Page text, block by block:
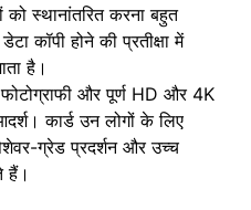
स्थानांतरित करना बहुत
कॉपी होने की प्रतीक्षा में
है।
और पूर्ण HD और 4K
कार्ड उन लोगों के लिए
ग्रेड प्रदर्शन और उच्च
हैं।